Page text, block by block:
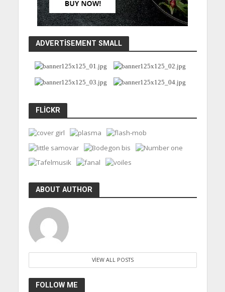
ADVERTISEMENT SMALL
FLICKR
ABOUT AUTHOR
VIEW ALL POSTS
FOLLOW ME